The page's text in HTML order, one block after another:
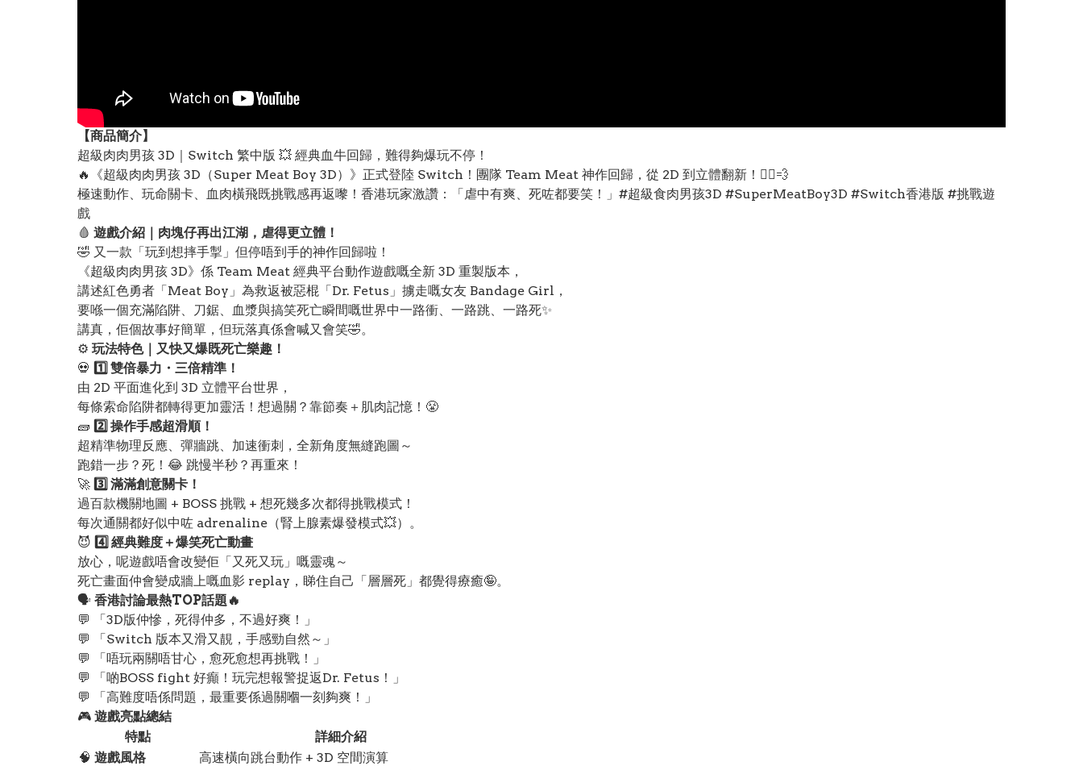
【商品簡介】
超級肉肉男孩 3D｜Switch 繁中版 💥 經典血牛回歸，難得夠爆玩不停！
🔥《超級肉肉男孩 3D（Super Meat Boy 3D）》正式登陸 Switch！團隊 Team Meat 神作回歸，從 2D 到立體翻新！🏃‍♂️💨
極速動作、玩命關卡、血肉橫飛既挑戰感再返嚟！香港玩家激讚：「虐中有爽、死咗都要笑！」#超級食肉男孩3D #SuperMeatBoy3D #Switch香港版 #挑戰遊
戲
🩸 遊戲介紹｜肉塊仔再出江湖，虐得更立體！
🤣 又一款「玩到想摔手掣」但停唔到手的神作回歸啦！
《超級肉肉男孩 3D》係 Team Meat 經典平台動作遊戲嘅全新 3D 重製版本，
講述紅色勇者「Meat Boy」為救返被惡棍「Dr. Fetus」擄走嘅女友 Bandage Girl，
要喺一個充滿陷阱、刀鋸、血漿與搞笑死亡瞬間嘅世界中一路衝、一路跳、一路死✨
講真，佢個故事好簡單，但玩落真係會喊又會笑🤣。
⚙️ 玩法特色｜又快又爆既死亡樂趣！
💀 1️⃣ 雙倍暴力・三倍精準！
由 2D 平面進化到 3D 立體平台世界，
每條索命陷阱都轉得更加靈活！想過關？靠節奏＋肌肉記憶！😤
🧱 2️⃣ 操作手感超滑順！
超精準物理反應、彈牆跳、加速衝刺，全新角度無縫跑圖～
跑錯一步？死！😂 跳慢半秒？再重來！
🚀 3️⃣ 滿滿創意關卡！
過百款機關地圖 + BOSS 挑戰 + 想死幾多次都得挑戰模式！
每次通關都好似中咗 adrenaline（腎上腺素爆發模式💥）。
😈 4️⃣ 經典難度＋爆笑死亡動畫
放心，呢遊戲唔會改變佢「又死又玩」嘅靈魂～
死亡畫面仲會變成牆上嘅血影 replay，睇住自己「層層死」都覺得療癒🤪。
🗣️ 香港討論最熱TOP話題🔥
💬 「3D版仲慘，死得仲多，不過好爽！」
💬 「Switch 版本又滑又靚，手感勁自然～」
💬 「唔玩兩關唔甘心，愈死愈想再挑戰！」
💬 「啲BOSS fight 好癲！玩完想報警捉返Dr. Fetus！」
💬 「高難度唔係問題，最重要係過關嗰一刻夠爽！」
🎮 遊戲亮點總結
特點
詳細介紹
🧠 遊戲風格
高速橫向跳台動作 + 3D 空間演算